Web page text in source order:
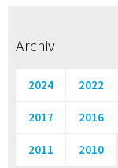
Archiv
2024 2022
2017 2016
2011 2010